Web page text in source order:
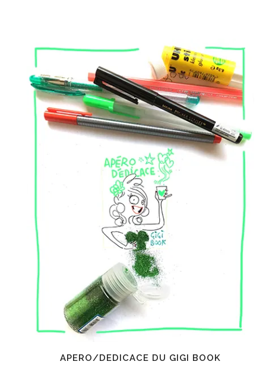
APERO/DEDICACE DU GIGI BOOK